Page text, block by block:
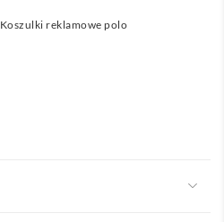
Koszulki reklamowe polo